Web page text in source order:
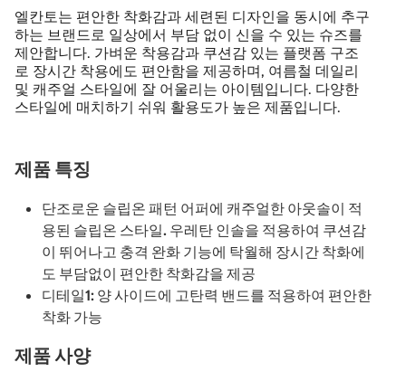
엘칸토는 편안한 착화감과 세련된 디자인을 동시에 추구
하는 브랜드로 일상에서 부담 없이 신을 수 있는 슈즈를
제안합니다. 가벼운 착용감과 쿠션감 있는 플랫폼 구조
로 장시간 착용에도 편안함을 제공하며, 여름철 데일리
및 캐주얼 스타일에 잘 어울리는 아이템입니다. 다양한
스타일에 매치하기 쉬워 활용도가 높은 제품입니다.
제품 특징
단조로운 슬립온 패턴 어퍼에 캐주얼한 아웃솔이 적
용된 슬립온 스타일. 우레탄 인솔을 적용하여 쿠션감
이 뛰어나고 충격 완화 기능에 탁월해 장시간 착화에
도 부담없이 편안한 착화감을 제공
디테일1: 양 사이드에 고탄력 밴드를 적용하여 편안한
착화 가능
제품 사양